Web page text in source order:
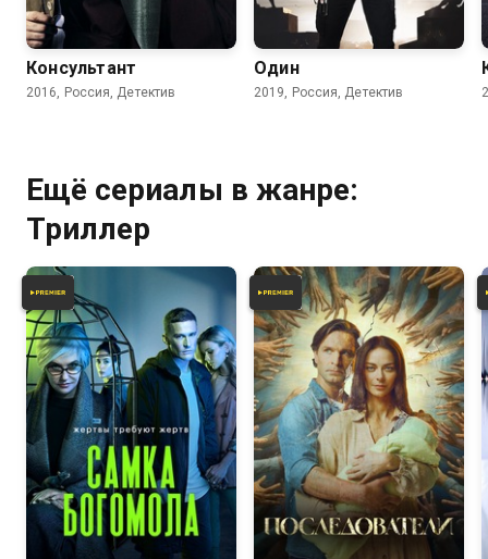
7.7
Консультант
2016, Россия, Детектив
7.7
Один
2019, Россия, Детектив
Ещё сериалы в жанре:
Триллер
7.9 6.5 6.8